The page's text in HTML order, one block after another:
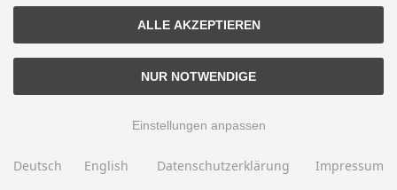
ALLE AKZEPTIEREN
NUR NOTWENDIGE
Einstellungen anpassen
Deutsch English Datenschutzerklärung Impressum